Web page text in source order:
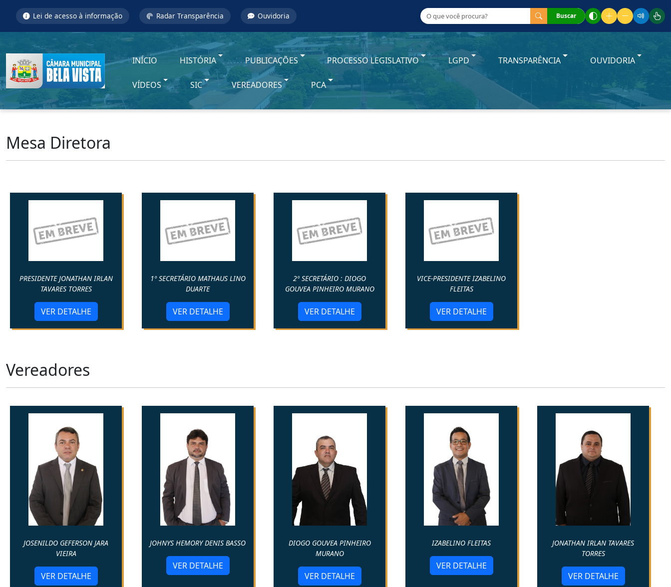
Lei de acesso à informação Radar Transparência Ouvidoria Buscar
INÍCIO HISTÓRIA PUBLICAÇÕES PROCESSO LEGISLATIVO LGPD TRANSPARÊNCIA OUVIDORIA
VÍDEOS SIC VEREADORES PCA
Mesa Diretora
PRESIDENTE JONATHAN IRLAN
TAVARES TORRES
VER DETALHE
1º SECRETÁRIO MATHAUS LINO
DUARTE
VER DETALHE
2º SECRETÁRIO : DIOGO
GOUVEA PINHEIRO MURANO
VER DETALHE
VICE-PRESIDENTE IZABELINO
FLEITAS
VER DETALHE
Vereadores
JOSENILDO GEFERSON JARA
VIEIRA
VER DETALHE
JOHNYS HEMORY DENIS BASSO
VER DETALHE
DIOGO GOUVEA PINHEIRO
MURANO
VER DETALHE
IZABELINO FLEITAS
VER DETALHE
JONATHAN IRLAN TAVARES
TORRES
VER DETALHE